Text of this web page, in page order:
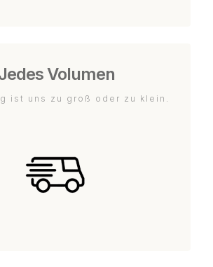
Volumen
ist uns zu groß oder zu klein.